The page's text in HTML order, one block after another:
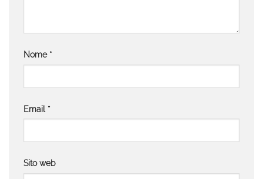
Nome *
Email *
Sito web